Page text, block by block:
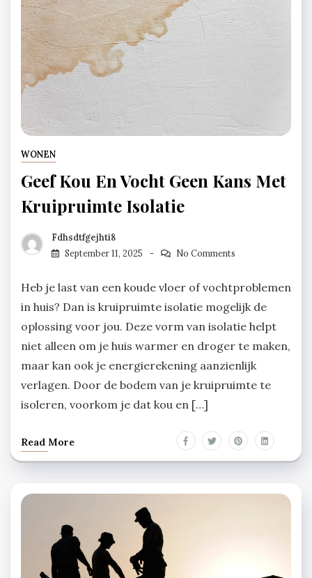
WONEN
Geef Kou En Vocht Geen Kans Met
Kruipruimte Isolatie
Fdhsdtfgejhti8
September 11, 2025
No Comments
Heb je last van een koude vloer of vochtproblemen
in huis? Dan is kruipruimte isolatie mogelijk de
oplossing voor jou. Deze vorm van isolatie helpt
niet alleen om je huis warmer en droger te maken,
maar kan ook je energierekening aanzienlijk
verlagen. Door de bodem van je kruipruimte te
isoleren, voorkom je dat kou en […]
Read More